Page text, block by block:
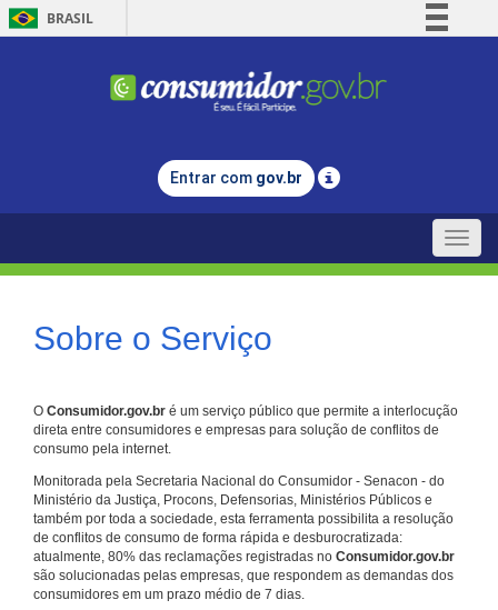
BRASIL
Comunica BR
Legislação
Entrar com gov.br
Toggle
Sobre o Serviço
O Consumidor.gov.br é um serviço público que permite a interlocução
direta entre consumidores e empresas para solução de conflitos de
consumo pela internet.
Monitorada pela Secretaria Nacional do Consumidor - Senacon - do
Ministério da Justiça, Procons, Defensorias, Ministérios Públicos e
também por toda a sociedade, esta ferramenta possibilita a resolução
de conflitos de consumo de forma rápida e desburocratizada:
atualmente, 80% das reclamações registradas no Consumidor.gov.br
são solucionadas pelas empresas, que respondem as demandas dos
consumidores em um prazo médio de 7 dias.